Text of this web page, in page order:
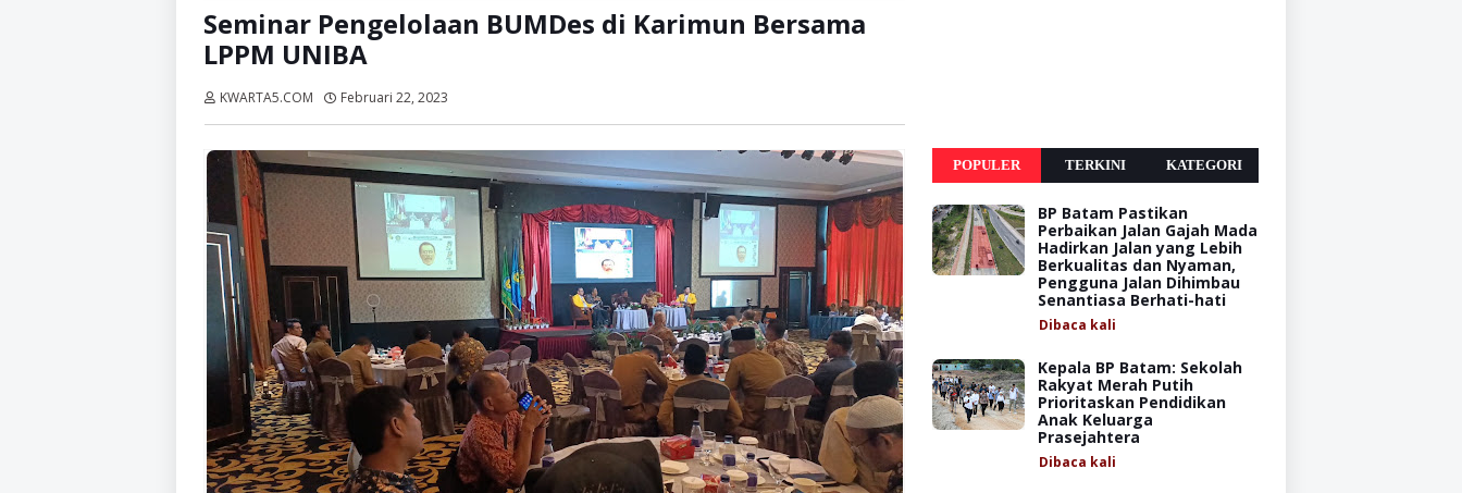
Seminar Pengelolaan BUMDes di Karimun Bersama
LPPM UNIBA
KWARTA5.COM Februari 22, 2023
POPULER TERKINI KATEGORI
BP Batam Pastikan
Perbaikan Jalan Gajah Mada
Hadirkan Jalan yang Lebih
Berkualitas dan Nyaman,
Pengguna Jalan Dihimbau
Senantiasa Berhati-hati
Dibaca kali
Kepala BP Batam: Sekolah
Rakyat Merah Putih
Prioritaskan Pendidikan
Anak Keluarga
Prasejahtera
Dibaca kali